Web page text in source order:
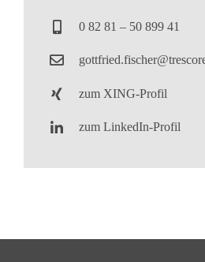
0 82 81 – 50 899 41
zum XING-Profil
zum LinkedIn-Profil